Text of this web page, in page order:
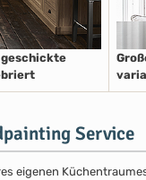
geschickte
Service
eigenen